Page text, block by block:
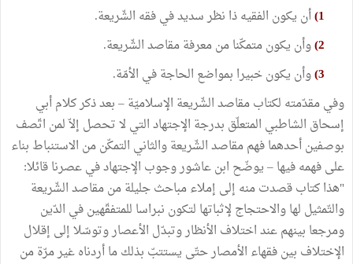
1) أن يكون الفقيه ذا نظر سديد في فقه الشّريعة.
2) وأن يكون متمكّنا من معرفة مقاصد الشّريعة.
3) وأن يكون خبيرا بمواضع الحاجة في الأمّة.
وفي مقدّمته لكتاب مقاصد الشّريعة الإسلاميّة – بعد ذكر كلام أبي
إسحاق الشاطبي المتعلّق بدرجة الإجتهاد التي لا تحصل إلاّ لمن اتّصف
بوصفين أحدهما فهم مقاصد الشّريعة والثاني التمكّن من الاستنباط بناء
على فهمه فيها – يوضّح ابن عاشور وجوب الإجتهاد في عصرنا قائلا:
"هذا كتاب قصدت منه إلى إملاء مباحث جليلة من مقاصد الشّريعة
والتّمثيل لها والاحتجاج لإثباتها لتكون نبراسا للمتفقّهين في الدّين
ومرجعا بينهم عند اختلاف الأنظار وتبدّل الأعصار وتوسّلا إلى إقلال
الإختلاف بين فقهاء الأمصار حتّى يستتبّ بذلك ما أردناه غير مرّة من